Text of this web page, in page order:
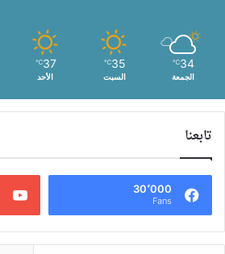
34
℃
الجمعة
35
℃
السبت
37
℃
الأحد
تابعنا
30٬000
Fans